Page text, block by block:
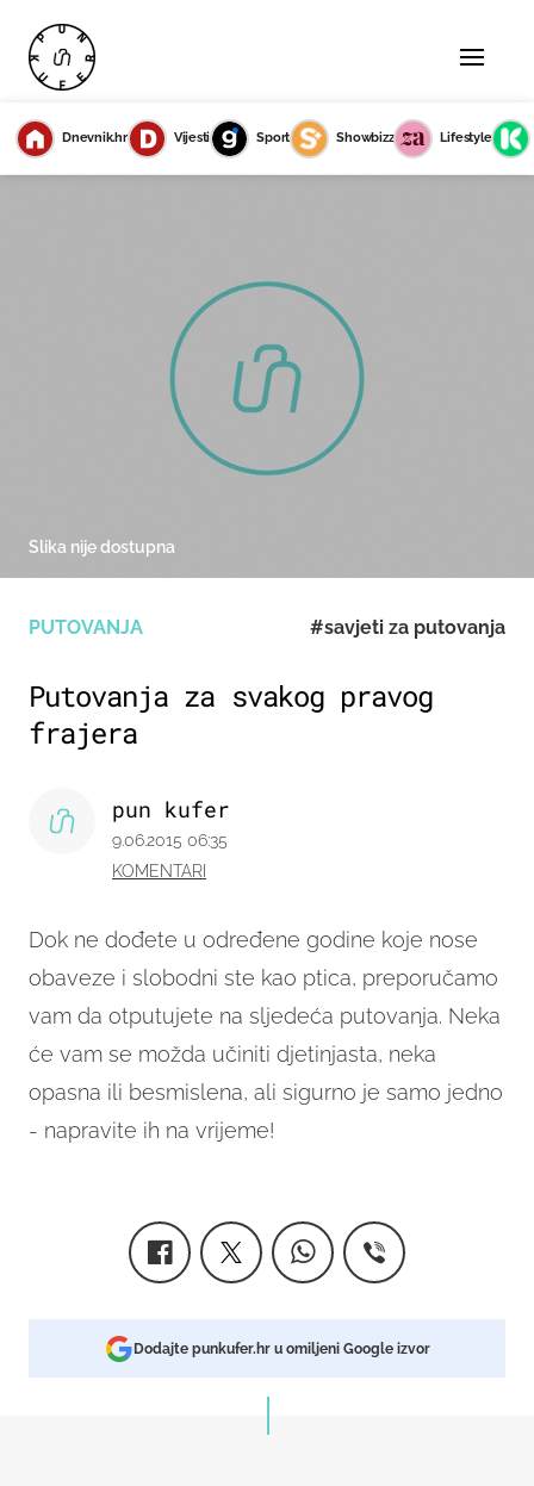
Dnevnik.hr Vijesti Sport Showbizz Lifestyle
PUTOVANJA #savjeti za putovanja
Putovanja za svakog pravog
frajera
Dok ne dođete u određene godine koje nose
obaveze i slobodni ste kao ptica, preporučamo
vam da otputujete na sljedeća putovanja. Neka
će vam se možda učiniti djetinjasta, neka
opasna ili besmislena, ali sigurno je samo jedno
- napravite ih na vrijeme!
pun kufer
9.06.2015 06:35
KOMENTARI
Slika nije dostupna
Dodajte punkufer.hr u omiljeni Google izvor